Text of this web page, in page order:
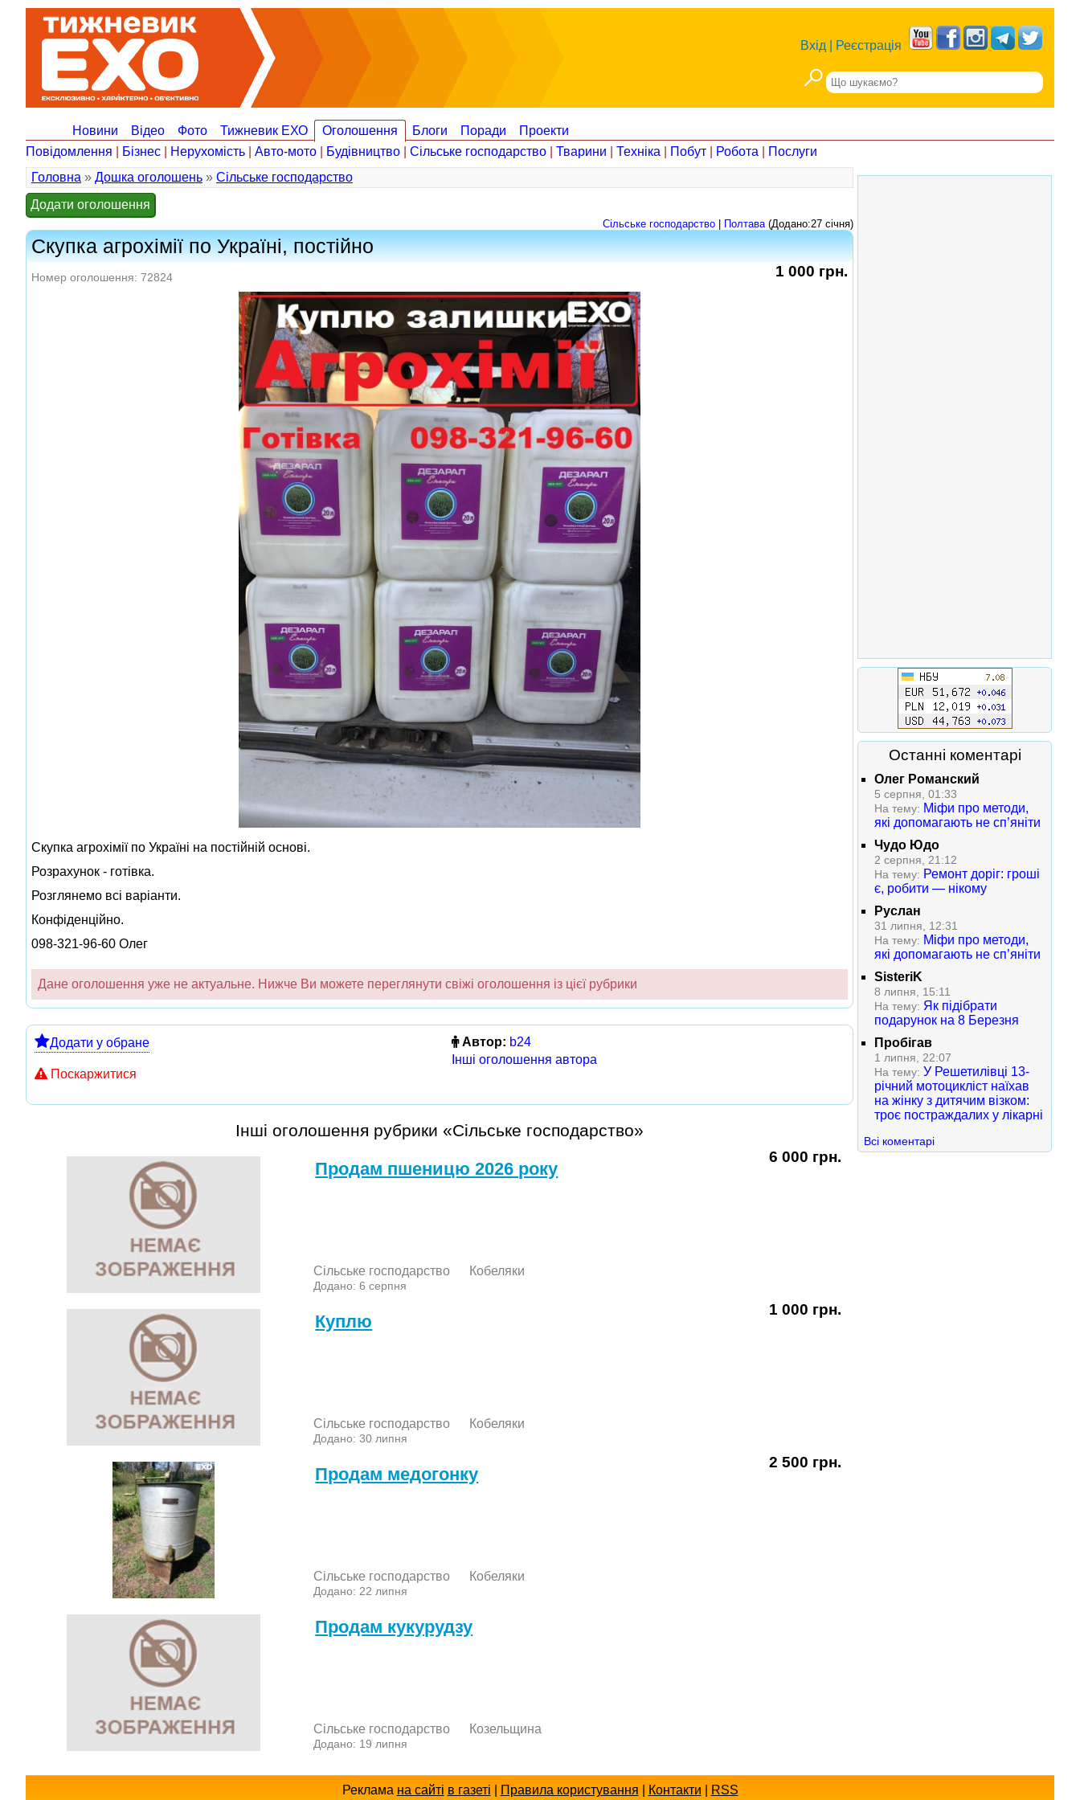
Вхід Реєстрація
Новини Відео Фото Тижневик ЕХО Оголошення Блоги Поради
Проекти
Повідомлення
Бізнес Нерухомість Авто-мото Будівництво Сільське господарство Тварини Техніка Побут Робота
Послуги
Головна » Дошка оголошень » Сільське господарство
Додати оголошення
Сільське господарство Полтава(Додано:27 січня)
Скупка агрохімії по Україні, постійно
1 000 грн.
Номер оголошення: 72824
Скупка агрохімії по Україні на постійній основі.
Розрахунок - готівка.
Розглянемо всі варіанти.
Конфіденційно.
098-321-96-60 Олег
Дане оголошення уже не актуальне. Нижче Ви можете переглянути свіжі оголошення із цієї рубрики
Додати у обране
Поскаржитися
Автор: b24
Інші оголошення автора
Інші оголошення рубрики «Сільське господарство»
Продам пшеницю 2026 року
Сільське господарство Кобеляки
Додано: 6 серпня
6 000 грн.
Куплю
Сільське господарство Кобеляки
Додано: 30 липня
1 000 грн.
Продам медогонку
Сільське господарство Кобеляки
Додано: 22 липня
2 500 грн.
Продам кукурудзу
Сільське господарство Козельщина
Додано: 19 липня
Останні коментарі
Олег Романский
5 серпня, 01:33
На тему: Міфи про методи,
які допомагають не сп’яніти
Чудо Юдо
2 серпня, 21:12
На тему: Ремонт доріг: гроші
є, робити — нікому
Руслан
31 липня, 12:31
На тему: Міфи про методи,
які допомагають не сп’яніти
SisteriK
8 липня, 15:11
На тему: Як підібрати
подарунок на 8 Березня
Пробігав
1 липня, 22:07
На тему: У Решетилівці 13-
річний мотоцикліст наїхав
на жінку з дитячим візком:
троє постраждалих у лікарні
Всі коментарі
Реклама на сайті в газеті Правила користування Контакти RSS